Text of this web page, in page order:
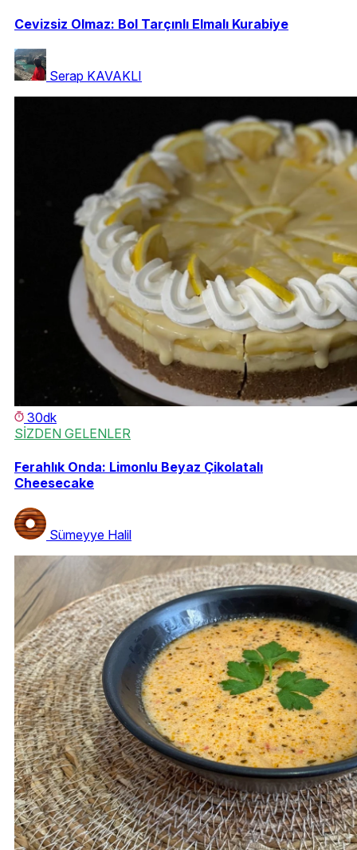
Cevizsiz Olmaz: Bol Tarçınlı Elmalı Kurabiye
Serap KAVAKLI
30dk
SİZDEN GELENLER
Ferahlık Onda: Limonlu Beyaz Çikolatalı
Cheesecake
Sümeyye Halil